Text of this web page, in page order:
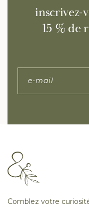
inscrivez-
15 % de
Comblez votre